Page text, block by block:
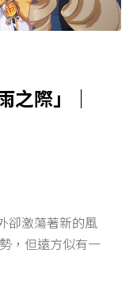
際」｜
卻激蕩著新的風
，但遠方似有一